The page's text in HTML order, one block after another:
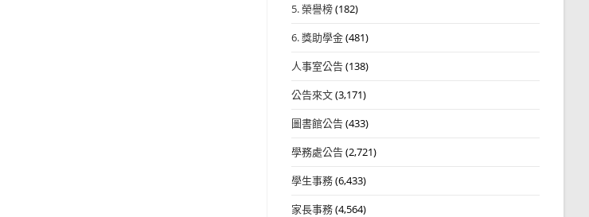
5. 榮譽榜(182)
6. 獎助學金(481)
人事室公告(138)
公告來文(3,171)
圖書館公告(433)
學務處公告(2,721)
學生事務(6,433)
家長事務(4,564)